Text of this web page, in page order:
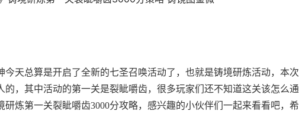
今天总算是开启了全新的七圣召唤活动了，也就是铸境研炼活动，本次
，其中活动的第一关是裂眦嚼齿，很多玩家们还不知道这关该怎么通
炼第一关裂眦嚼齿3000分攻略，感兴趣的小伙伴们一起来看看吧，希